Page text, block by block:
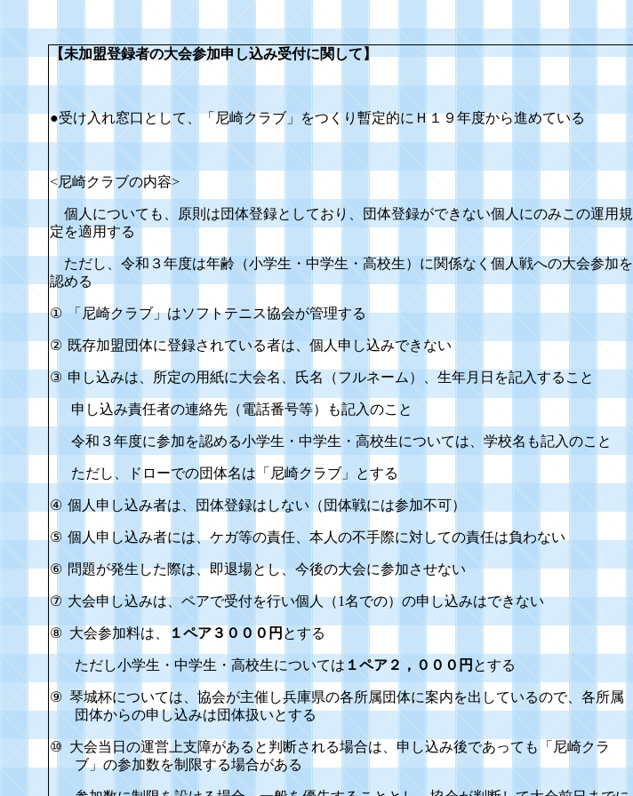
【未加盟登録者の大会参加申し込み受付に関して】
●受け入れ窓口として、「尼崎クラブ」をつくり暫定的にＨ１９年度から進めている
<尼崎クラブの内容>
個人についても、原則は団体登録としており、団体登録ができない個人にのみこの運用規
定を適用する
ただし、令和３年度は年齢（小学生・中学生・高校生）に関係なく個人戦への大会参加を
認める
① 「尼崎クラブ」はソフトテニス協会が管理する
② 既存加盟団体に登録されている者は、個人申し込みできない
③ 申し込みは、所定の用紙に大会名、氏名（フルネーム）、生年月日を記入すること
申し込み責任者の連絡先（電話番号等）も記入のこと
令和３年度に参加を認める小学生・中学生・高校生については、学校名も記入のこと
ただし、ドローでの団体名は「尼崎クラブ」とする
④ 個人申し込み者は、団体登録はしない（団体戦には参加不可）
⑤ 個人申し込み者には、ケガ等の責任、本人の不手際に対しての責任は負わない
⑥ 問題が発生した際は、即退場とし、今後の大会に参加させない
⑦ 大会申し込みは、ペアで受付を行い個人（1名での）の申し込みはできない
⑧ 大会参加料は、 １ペア３０００円 とする
ただし小学生・中学生・高校生については １ペア２，０００円 とする
⑨ 琴城杯については、協会が主催し兵庫県の各所属団体に案内を出しているので、各所属
団体からの申し込みは団体扱いとする
⑩ 大会当日の運営上支障があると判断される場合は、申し込み後であっても「尼崎クラ
ブ」の参加数を制限する場合がある